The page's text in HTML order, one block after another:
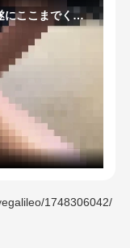
【動画】お◯ぱい系YouTuberさん、遂にここまでくるｗｗｗｗｗ
1748306042/